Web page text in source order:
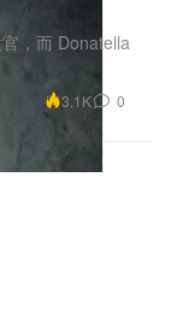
，而 Donatella
3.1K 0